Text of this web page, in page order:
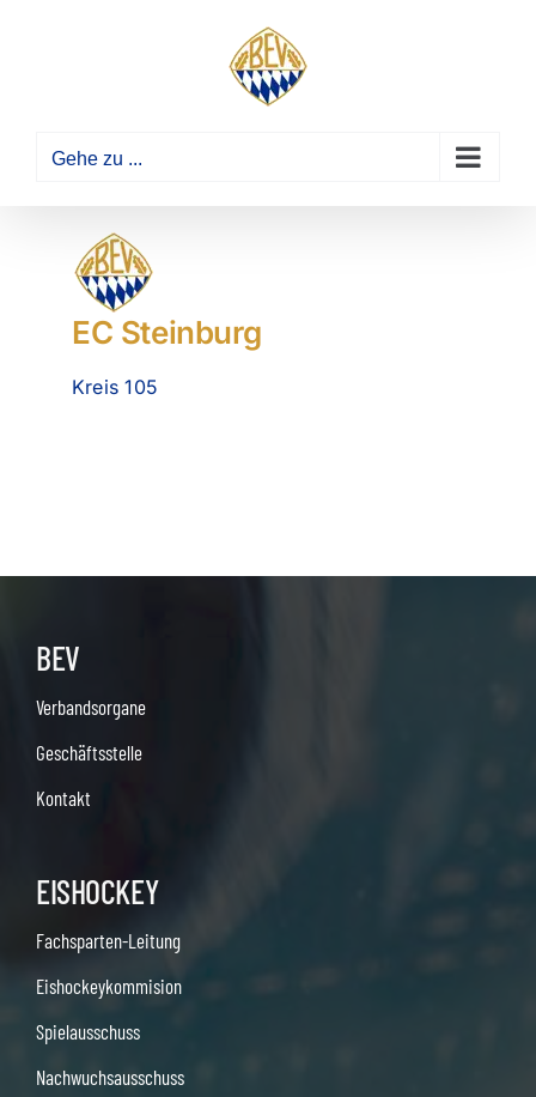
Gehe zu ...
EC Steinburg
Kreis 105
BEV
Verbandsorgane
Geschäftsstelle
Kontakt
EISHOCKEY
Fachsparten-Leitung
Eishockeykommision
Spielausschuss
Nachwuchsausschuss